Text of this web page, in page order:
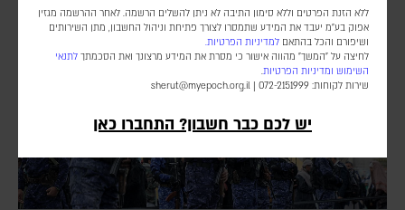
ללא הזנת הפרטים וללא סימון התיבה לא ניתן להשלים הרשמה. לאחר ההרשמה מגזין
אפוק בע״מ יעבד את המידע שתמסרו לצורך פתיחת וניהול החשבון, מתן השירותים
ושיפורם והכל בהתאם למדיניות הפרטיות.
לחיצה על "המשך" מהווה אישור כי מסרת את המידע מרצונך ואת הסכמתך לתנאי
השימוש ומדיניות הפרטיות.
שירות לקוחות: 072-2151999 |
sherut@myepoch.org.il
יש לכם כבר חשבון? התחברו כאן